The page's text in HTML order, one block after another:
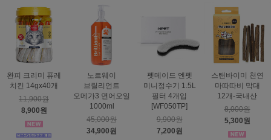
완피 크리미 퓨레
치킨 14gx40개
11,900원
8,900원
노르웨이
브릴리언트
오메가3 연어오일
1000ml
45,000원
34,900원
펫메이드 엔펫
미니정수기 1.5L
필터 4개입
[WF050TP]
9,900원
7,200원
스탠바이미 천연
마따따비 막대
12개-국내산
8,000원
5,300원